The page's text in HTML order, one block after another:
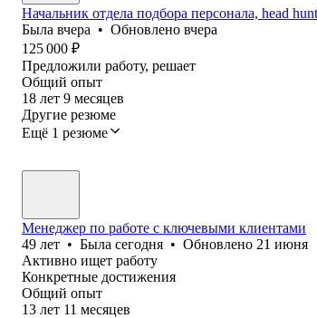
Начальник отдела подбора персонала, head
Была вчера • Обновлено вчера
125 000 ₽
Предложили работу, решает
Общий опыт
18 лет 9 месяцев
Другие резюме
Ещё 1 резюме
Менеджер по работе с ключевыми клиентами
49 лет • Была сегодня • Обновлено 21 июня
Активно ищет работу
Конкретные достижения
Общий опыт
13 лет 11 месяцев